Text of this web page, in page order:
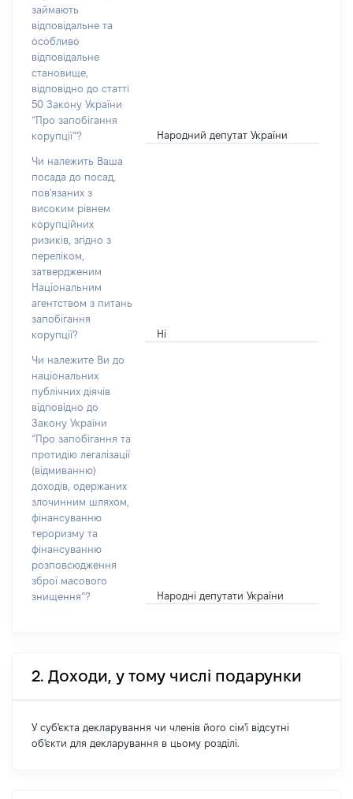
займають
відповідальне та
особливо
відповідальне
становище,
відповідно до статті
50 Закону України
“Про запобігання
корупції”?
Народний депутат України
Чи належить Ваша
посада до посад,
пов'язаних з
високим рівнем
корупційних
ризиків, згідно з
переліком,
затвердженим
Національним
агентством з питань
запобігання
корупції?
Ні
Чи належите Ви до
національних
публічних діячів
відповідно до
Закону України
“Про запобігання та
протидію легалізації
(відмиванню)
доходів, одержаних
злочинним шляхом,
фінансуванню
тероризму та
фінансуванню
розповсюдження
зброї масового
знищення”?
Народні депутати України
2. Доходи, у тому числі подарунки
У суб'єкта декларування чи членів його сім'ї відсутні
об'єкти для декларування в цьому розділі.